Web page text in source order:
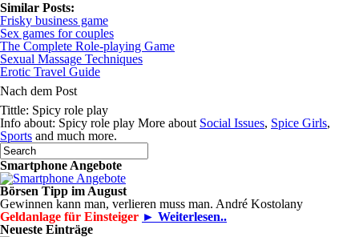
Similar Posts:
Frisky business game
Sex games for couples
The Complete Role-playing Game
Sexual Massage Techniques
Erotic Travel Guide
Nach dem Post
Tittle: Spicy role play
Info about: Spicy role play More about Social Issues, Spice Girls,
Sports and much more.
Smartphone Angebote
Börsen Tipp im August
Gewinnen kann man, verlieren muss man. André Kostolany
Geldanlage für Einsteiger ► Weiterlesen..
Neueste Einträge